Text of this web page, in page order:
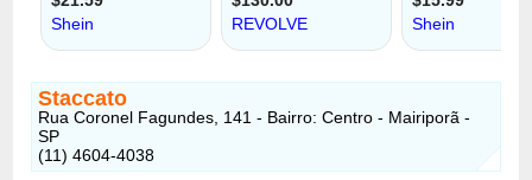
Staccato
Rua Coronel Fagundes, 141 - Bairro: Centro - Mairiporã -
SP
(11) 4604-4038